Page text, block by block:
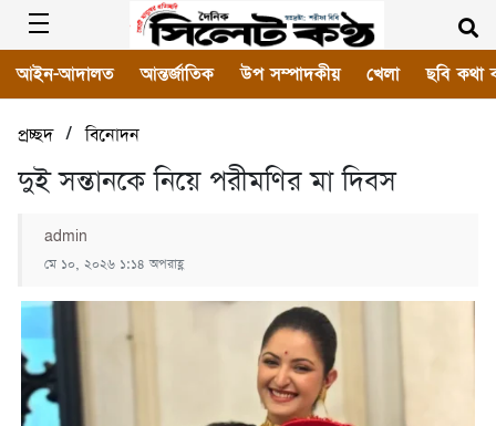
আইন-আদালত আন্তর্জাতিক উপ সম্পাদকীয় খেলা ছবি কথা
প্রচ্ছদ/বিনোদন
দুই সন্তানকে নিয়ে পরীমণির মা দিবস
admin
মে ১০, ২০২৬ ১:১৪ অপরাহ্ণ